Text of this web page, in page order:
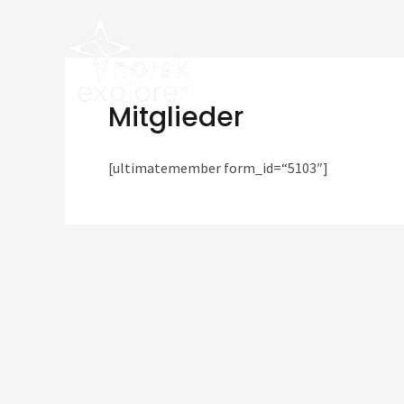
Mitglieder
[ultimatemember form_id=“5103″]